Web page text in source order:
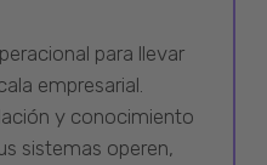
para llevar
empresarial.
y conocimiento
sistemas operen,